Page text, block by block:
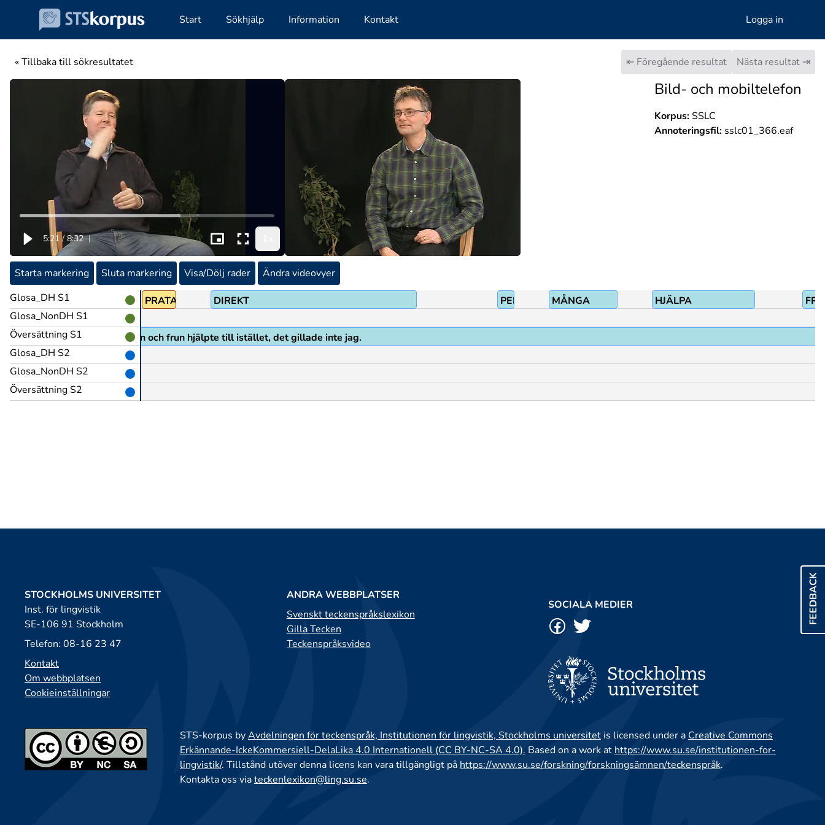
Start Sökhjälp Information Kontakt Logga in
« Tillbaka till sökresultatet ⇤ Föregående resultat Nästa resultat ⇥
5:21 / 8:32 |
Bild- och mobiltelefon
Korpus:SSLC
Annoteringsfil:sslc01_366.eaf
Starta markering Sluta markering Visa/Dölj rader
Ändra videovyer
Glosa_DH S1
Glosa_NonDH S1
Översättning S1
Glosa_DH S2
Glosa_NonDH S2
Översättning S2
PRO1 PRATA(Jv) DIREKT PEK MÅNGA HJÄLPA FRU
jag ville prata direkt med nån och frun hjälpte till istället, det gillade inte jag.
FEEDBACK
STOCKHOLMS UNIVERSITET
Inst. för lingvistik
SE-106 91 Stockholm
Telefon: 08-16 23 47
Kontakt
Om webbplatsen
Cookieinställningar
ANDRA WEBBPLATSER
Svenskt teckenspråkslexikon
Gilla Tecken
Teckenspråksvideo
SOCIALA MEDIER
STS-korpus byAvdelningen för teckenspråk, Institutionen för lingvistik, Stockholms universitetis licensed under a Creative Commons
Erkännande-IckeKommersiell-DelaLika 4.0 Internationell (CC BY-NC-SA 4.0). Based on a work at https://www.su.se/institutionen-for-
lingvistik/. Tillstånd utöver denna licens kan vara tillgängligt på https://www.su.se/forskning/forskningsämnen/teckenspråk.
Kontakta oss viateckenlexikon@ling.su.se.